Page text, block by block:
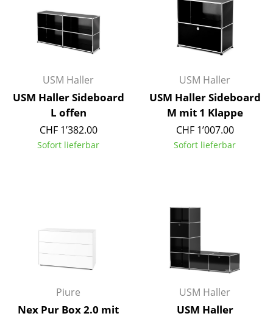
Kleinaufbewahrung
Einzelteile
Licht
Hängeleuchten & Deckenleuchten
Tischleuchten
Wandleuchten
Outdoor-Leuchten
Akkuleuchten
... alle Leuchten
USM Haller
USM Haller Sideboard
L offen
CHF 1’382.00
Sofort lieferbar
USM Haller
USM Haller Sideboard
M mit 1 Klappe
CHF 1’007.00
Sofort lieferbar
Piure
Nex Pur Box 2.0 mit
USM Haller
USM Haller